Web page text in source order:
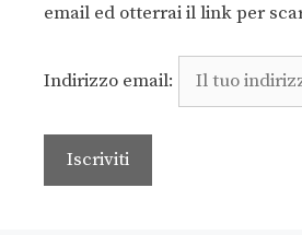
email ed otterrai il link per
Indirizzo email: